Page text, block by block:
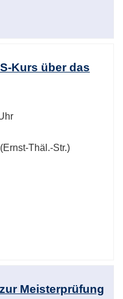
Kurs über das
Thäl.-Str.)
Meisterprüfung